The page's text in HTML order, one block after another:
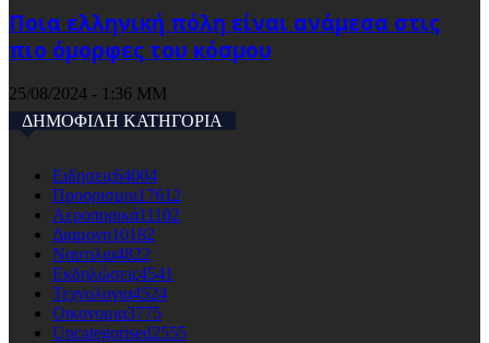
Ποια ελληνική πόλη είναι ανάμεσα στις
πιο όμορφες του κόσμου
25/08/2024 - 1:36 ΜΜ
ΔΗΜΟΦΙΛΗ ΚΑΤΗΓΟΡΙΑ
Ειδησεις64004
Προορισμοι17612
Αεροπορικά11102
Διαμονη10182
Ναυτιλια4822
Εκδηλώσεις4541
Τεχνολογια4524
Οικονομια3775
Uncategorised2555